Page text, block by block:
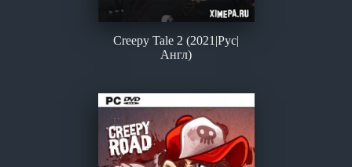
Creepy Tale 2 (2021|Рус|
Англ)